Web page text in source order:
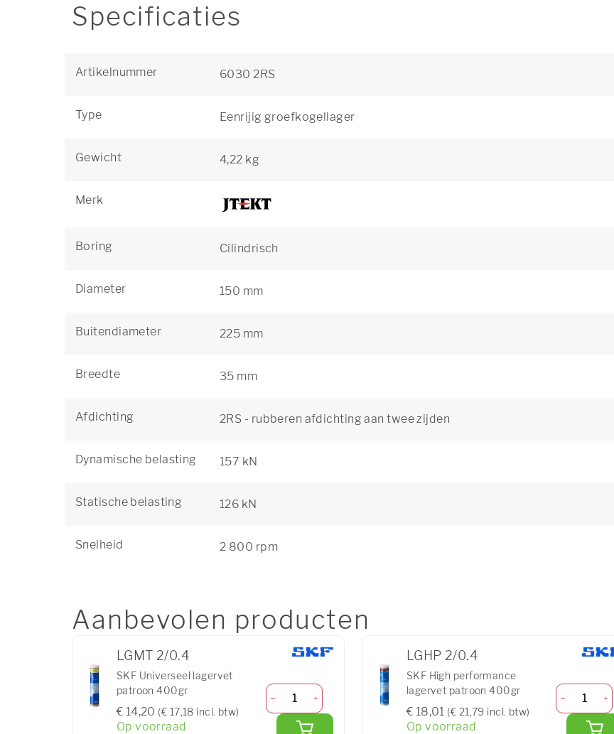
Specificaties
Artikelnummer 6030 2RS
Type Eenrijig groefkogellager
Gewicht 4,22 kg
Merk
Boring Cilindrisch
Diameter 150 mm
Buitendiameter 225 mm
Breedte 35 mm
Afdichting 2RS - rubberen afdichting aan twee zijden
Dynamische belasting 157 kN
Statische belasting 126 kN
Snelheid 2 800 rpm
Aanbevolen producten
LGMT 2/0.4
SKF Universeel lagervet
patroon 400gr
€ 14,20 (€ 17,18 incl. btw)
Op voorraad
LGHP 2/0.4
SKF High performance
lagervet patroon 400gr
€ 18,01 (€ 21,79 incl. btw)
Op voorraad